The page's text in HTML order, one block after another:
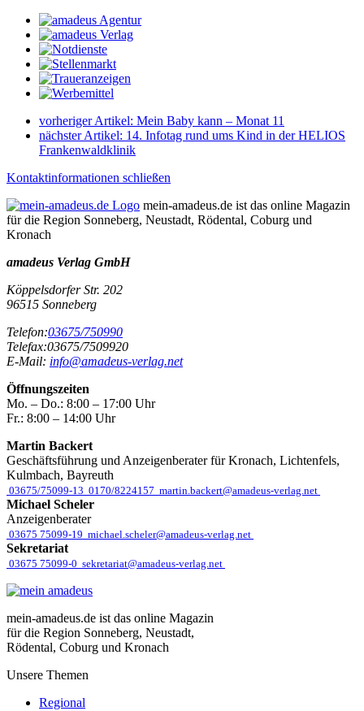
vorheriger Artikel: Mein Baby kann – Monat 11
nächster Artikel: 14. Infotag rund ums Kind in der HELIOS
Frankenwaldklinik
Kontaktinformationen schließen
mein-amadeus.de ist das online Magazin
für die Region Sonneberg, Neustadt, Rödental, Coburg und
Kronach
amadeus Verlag GmbH
Köppelsdorfer Str. 202
96515 Sonneberg
Telefon:03675/750990
Telefax:03675/7509920
E-Mail: info@amadeus-verlag.net
Öffnungszeiten
Mo. – Do.: 8:00 – 17:00 Uhr
Fr.: 8:00 – 14:00 Uhr
Martin Backert
Geschäftsführung und Anzeigenberater für Kronach, Lichtenfels,
Kulmbach, Bayreuth
03675/75099-13 0170/8224157 martin.backert@amadeus-verlag.net
Michael Scheler
Anzeigenberater
03675 75099-19 michael.scheler@amadeus-verlag.net
Sekretariat
03675 75099-0 sekretariat@amadeus-verlag.net
mein-amadeus.de ist das online Magazin
für die Region Sonneberg, Neustadt,
Rödental, Coburg und Kronach
Unsere Themen
Regional